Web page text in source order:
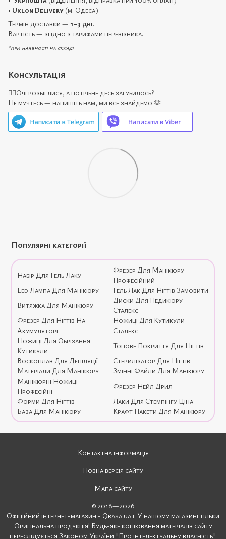
• Uklon Delivery (м. Одеса)
Термін доставки — 1–3 дні.
Вартість — згідно з тарифами перевізника.
*при наявності на складі
Консультація
🙋‍♀️Очі розбіглися, а потрібне десь загубилось?
Не мучтесь — напишіть нам, ми все знайдемо 🫶
Популярні категорії
Набір Для Гель Лаку
Фрезер Для Манікюру
Професійний
Led Лампа Для Манікюру
Гель Лак Для Нігтів Замовити
Витяжка Для Манікюру
Диски Для Педикюру
Сталекс
Фрезер Для Нігтів На
Акумуляторі
Ножиці Для Кутикули
Сталекс
Ножиці Для Обрізання
Кутикули
Топове Покриття Для Нігтів
Воскоплав Для Депіляції
Стерилізатор Для Нігтів
Матеріали Для Манікюру
Змінні Файли Для Манікюру
Манікюрні Ножиці
Професійні
Фрезер Нейл Дрил
Форми Для Нігтів
Лаки Для Стемпінгу Ціна
База Для Манікюру
Крафт Пакети Для Манікюру
Контактна інформація
Повна версія сайту
Мапа сайту
© 2018—2026
Офіційний інтернет-магазин - Qrasa.ua l У нашому магазині тільки
Оригінальна продукція! Будь-яке копіювання матеріалів сайту
переслідується Законом України "Про інтелектуальну власність".